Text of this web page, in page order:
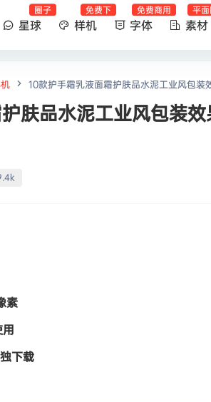
星球
圈子
样机
免费下
字体
免费商用
素材
平
10款护手霜乳液面霜护肤品水泥工业风包装
肤品水泥工业风包装
素
下载